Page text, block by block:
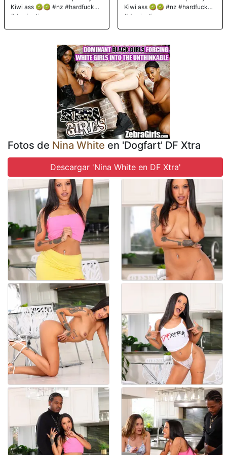
Kiwi ass 🥝🥝 #nz #hardfuck
#domination
Kiwi ass 🥝🥝 #nz #hardfuck
#domination
Fotos de Nina White en 'Dogfart' DF Xtra
Descargar 'Nina White en DF Xtra'